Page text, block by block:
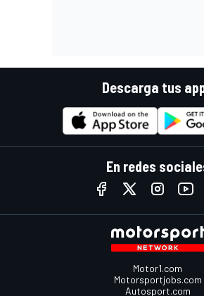
Descarga tus
En redes
Motor1.com
Motorsportjobs.com
Autosport.com